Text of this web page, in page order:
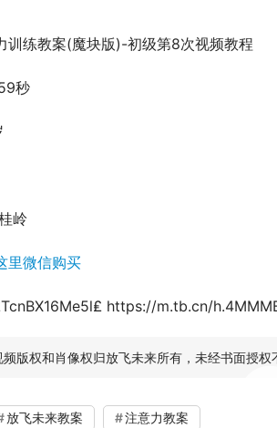
训练教案(魔块版)-初级第8次视频教程
秒
岭
里微信购买
https://m.tb.cn/
频版权和肖像权归放飞未来所有，未经书面授权
放飞未来教案 注意力教案